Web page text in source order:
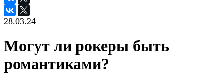
28.03.24
Могут ли рокеры быть
романтиками?